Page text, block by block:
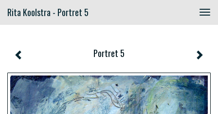
Rita Koolstra - Portret 5
Portret 5